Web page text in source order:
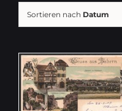
Sortieren nach Datum